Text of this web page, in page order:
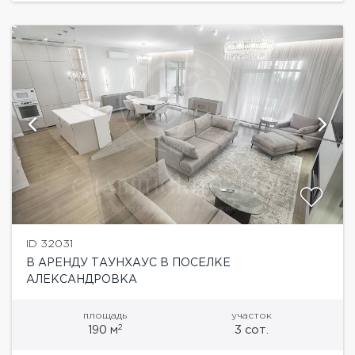
ID 32031
В АРЕНДУ ТАУНХАУС В ПОСЕЛКЕ
АЛЕКСАНДРОВКА
площадь
190 м2
участок
3 сот.